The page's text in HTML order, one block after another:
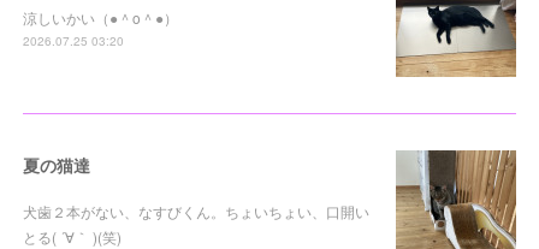
涼しいかい（●＾o＾●）
2026.07.25 03:20
夏の猫達
犬歯２本がない、なすびくん。ちょいちょい、口開い
とる( ´∀｀ )(笑)